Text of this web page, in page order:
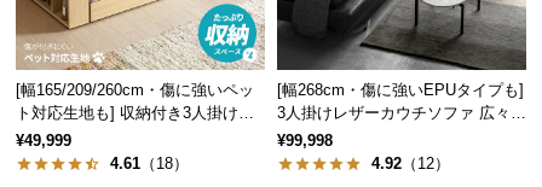
中
型
商
品
の
配
送
[幅165/209/260cm・傷に強いペッ
ト対応生地も] 収納付き3人掛け多
機能ソファ
¥49,999
4.61 （18）
[幅268cm・傷に強いEPUタイプも]
3人掛けレザーカウチソファ 広々設
計 高級感
¥99,998
4.92 （12）